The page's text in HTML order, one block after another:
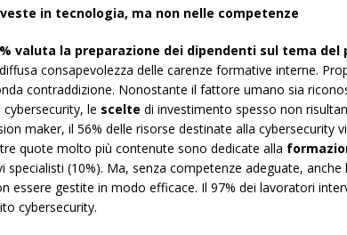
in tecnologia, ma non nelle competenze
valuta la preparazione dei dipendenti sul tema del
consapevolezza delle carenze formative interne.
contraddizione. Nonostante il fattore umano sia
cybersecurity, le scelte di investimento spesso non
maker, il 56% delle risorse destinate alla cybersecurity
quote molto più contenute sono dedicate alla
specialisti (10%). Ma, senza competenze adeguate,
essere gestite in modo efficace. Il 97% dei lavoratori
cybersecurity.